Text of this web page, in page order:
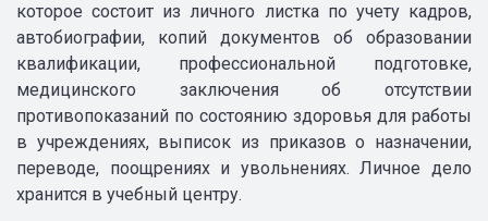
которое состоит из личного листка по учету кадров,
автобиографии, копий документов об образовании
квалификации, профессиональной подготовке,
медицинского заключения об отсутствии
противопоказаний по состоянию здоровья для работы
в учреждениях, выписок из приказов о назначении,
переводе, поощрениях и увольнениях. Личное дело
хранится в учебный центру.